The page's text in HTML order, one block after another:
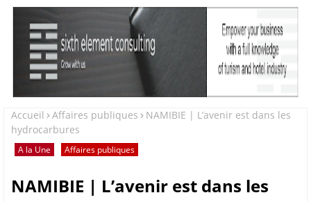
Accueil Affaires publiques
NAMIBIE | L’avenir est dans les
hydrocarbures
A la Une Affaires publiques
NAMIBIE | L’avenir est dans les